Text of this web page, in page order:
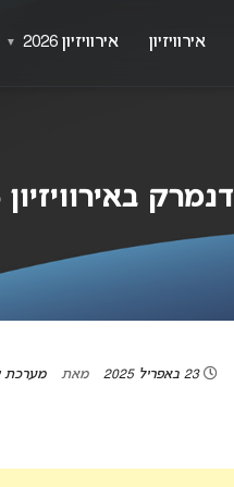
דנמרק באירוויזיון 2025: סיסאל (SISSAL) תבצע את “HALLUCINATION”
23 באפריל 2025 מאת מערכת
אירוויזיון אירוויזיון 2026 ▼